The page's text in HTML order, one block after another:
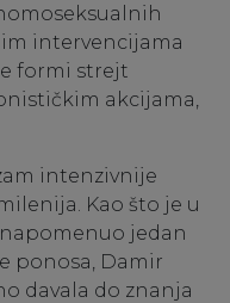
intervencijama
formi strejt
akcijama,
intenzivnije
Kao što je u
jedan
ponosa, Damir
davala do znanja